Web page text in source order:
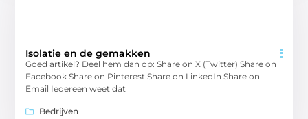
Isolatie en de gemakken
Goed artikel? Deel hem dan op: Share on X (Twitter) Share on
Facebook Share on Pinterest Share on LinkedIn Share on
Email Iedereen weet dat
Bedrijven